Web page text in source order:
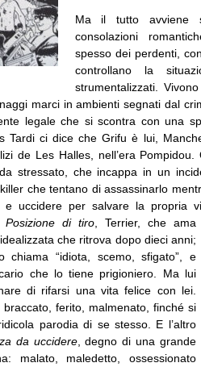
Ma il tutto avviene
consolazioni
spesso dei perdenti,
controllano la
strumentalizzati.
marci in ambienti segnati dal
legale che si scontra con una
Tardi ci dice che Grifu è lui,
de Les Halles, nell’era Pompidou.
stressato, che incappa in un
che tentano di assassinarlo
e uccidere per salvare la propria
Posizione di tiro , Terrier, che ama
che ritrova dopo dieci anni;
chiama “idiota, scemo, sfigato”, e
che lo tiene prigioniero. Ma lui
di rifarsi una vita felice con lei.
ferito, malmenato, finché si
parodia di se stesso. E l’altro
da uccidere, degno di una grande
malato, maledetto, ossessionato